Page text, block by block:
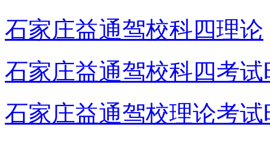
石家庄益通驾校科四理论
石家庄益通驾校科四考试
石家庄益通驾校理论考试